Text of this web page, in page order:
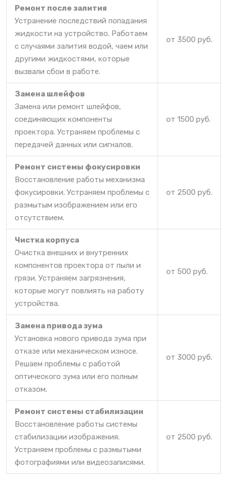
Ремонт после залития
Устранение последствий попадания
жидкости на устройство. Работаем
с случаями залития водой, чаем или
другими жидкостями, которые
вызвали сбои в работе.
от 3500 руб.
Замена шлейфов
Замена или ремонт шлейфов,
соединяющих компоненты
проектора. Устраняем проблемы с
передачей данных или сигналов.
от 1500 руб.
Ремонт системы фокусировки
Восстановление работы механизма
фокусировки. Устраняем проблемы с
размытым изображением или его
отсутствием.
от 2500 руб.
Чистка корпуса
Очистка внешних и внутренних
компонентов проектора от пыли и
грязи. Устраняем загрязнения,
которые могут повлиять на работу
устройства.
от 500 руб.
Замена привода зума
Установка нового привода зума при
отказе или механическом износе.
Решаем проблемы с работой
оптического зума или его полным
отказом.
от 3000 руб.
Ремонт системы стабилизации
Восстановление работы системы
стабилизации изображения.
Устраняем проблемы с размытыми
фотографиями или видеозаписями.
от 2500 руб.